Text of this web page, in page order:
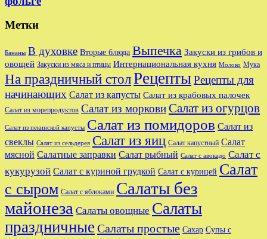
Метки
Бананы В духовке Вторые блюда Выпечка Закуски из грибов и
овощей Закуски из мяса и птицы Интернациональная кухня Молоко Мука
На праздничный столРецептыРецепты для
начинающих Салат из капусты Салат из крабовых палочек
Салат из морепродуктов Салат из морковиСалат из огурцов
Салат из пекинской капусты Салат из помидоров Салат из
свеклы Салат из сельдерея Салат из яиц Салат капустный Салат
мясной Салатные заправки Салат рыбный Салат с авокадо Салат с
кукурузой Салат с куриной грудкой Салат с курицей Салат
с сыром Салат с яблоками Салаты без
майонеза Салаты овощные Салаты
праздничные Салаты простые Сахар Супы с